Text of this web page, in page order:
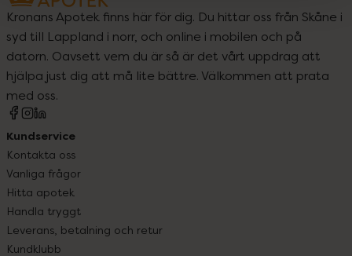
Kronans Apotek finns här för dig. Du hittar oss från Skåne i
syd till Lappland i norr, och online i mobilen och på
datorn. Oavsett vem du är så är det vårt uppdrag att
hjälpa just dig att må lite bättre. Välkommen att prata
med oss.
Kundservice
Kontakta oss
Vanliga frågor
Hitta apotek
Handla tryggt
Leverans, betalning och retur
Kundklubb